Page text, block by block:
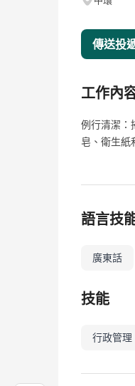
傳送投
工作內
例行清潔：
皂、衛生紙
語言技
廣東話
技能
行政管理